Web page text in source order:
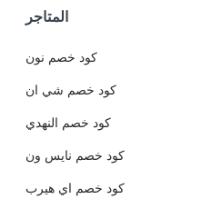
المتاجر
كود خصم نون
كود خصم شي ان
كود خصم النهدي
كود خصم نايس ون
كود خصم اي هيرب